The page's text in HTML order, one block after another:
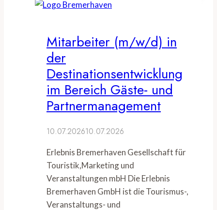
Mitarbeiter (m/w/d) in
der
Destinationsentwicklung
im Bereich Gäste- und
Partnermanagement
10.07.202610.07.2026
Erlebnis Bremerhaven Gesellschaft für
Touristik,Marketing und
Veranstaltungen mbH Die Erlebnis
Bremerhaven GmbH ist die Tourismus-,
Veranstaltungs- und